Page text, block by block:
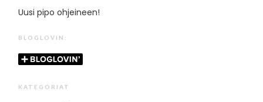
Uusi pipo ohjeineen!
BLOGLOVIN:
KATEGORIAT